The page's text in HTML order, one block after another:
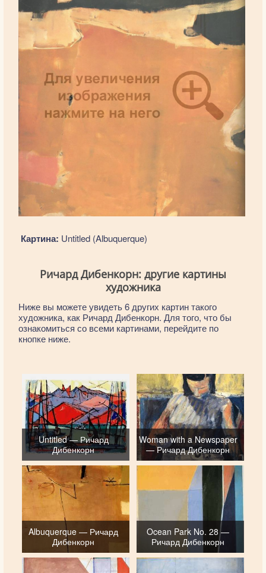
Картина: Untitled (Albuquerque)
Ричард Дибенкорн: другие картины
художника
Ниже вы можете увидеть 6 других картин такого
художника, как Ричард Дибенкорн. Для того, что бы
ознакомиться со всеми картинами, перейдите по
кнопке ниже.
Untitled — Ричард
Дибенкорн
Woman with a Newspaper
— Ричард Дибенкорн
Albuquerque — Ричард
Дибенкорн
Ocean Park No. 28 —
Ричард Дибенкорн